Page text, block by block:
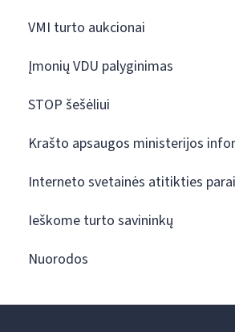
VMI turto aukcionai
Įmonių VDU palyginimas
STOP šešėliui
Krašto apsaugos ministerijos
Interneto svetainės atitikties
Ieškome turto savininkų
Nuorodos